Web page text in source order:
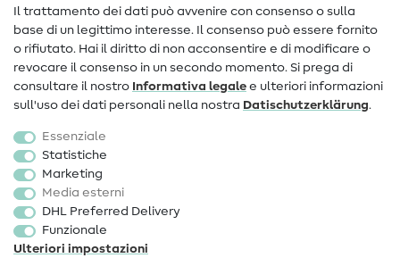
FAQ
Diritto di recesso
Popolare
Accessori cucito
Sale
Il trattamento dei dati può avvenire con consenso o sulla
base di un legittimo interesse. Il consenso può essere fornito
o rifiutato. Hai il diritto di non acconsentire e di modificare o
revocare il consenso in un secondo momento. Si prega di
consultare il nostro Informativa legale e ulteriori informazioni
sull'uso dei dati personali nella nostra Dati­schutz­erklärung.
Essenziale
Statistiche
Marketing
Media esterni
DHL Preferred Delivery
Funzionale
Ulteriori impostazioni